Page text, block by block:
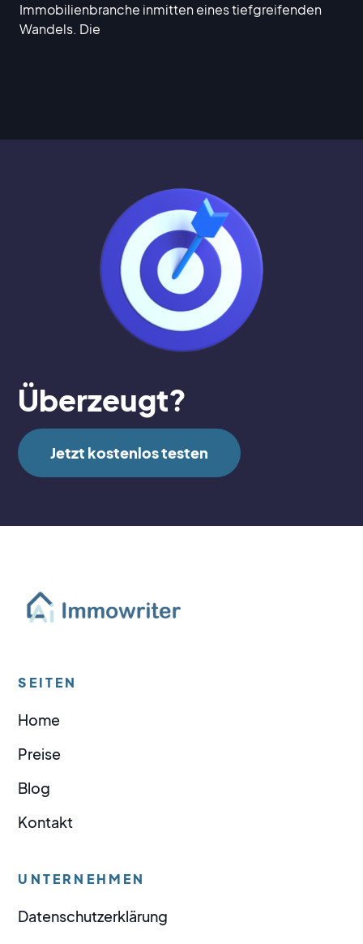
Immobilienbranche inmitten eines tiefgreifenden
Wandels. Die
Überzeugt?
Jetzt kostenlos testen
SEITEN
Home
Preise
Blog
Kontakt
UNTERNEHMEN
Datenschutzerklärung